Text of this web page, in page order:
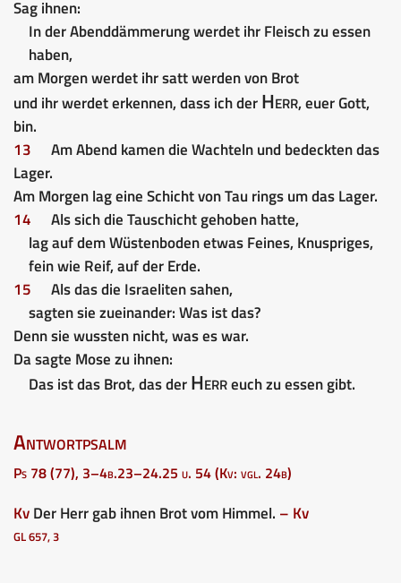
Sag ihnen:
In der Abenddämmerung werdet ihr Fleisch zu essen
haben,
am Morgen werdet ihr satt werden von Brot
und ihr werdet erkennen, dass ich derHerr, euer Gott,
bin.
13
Am Abend kamen die Wachteln und bedeckten das
Lager.
Am Morgen lag eine Schicht von Tau rings um das Lager.
14
Als sich die Tauschicht gehoben hatte,
lag auf dem Wüstenboden etwas Feines, Knuspriges,
fein wie Reif, auf der Erde.
15
Als das die Israeliten sahen,
sagten sie zueinander: Was ist das?
Denn sie wussten nicht, was es war.
Da sagte Mose zu ihnen:
Das ist das Brot, das derHerreuch zu essen gibt.
Antwortpsalm
Ps 78 (77), 3–4b.23–24.25 u. 54 (Kv: vgl. 24b)
KvDer Herr gab ihnen Brot vom Himmel. – Kv
GL 657, 3